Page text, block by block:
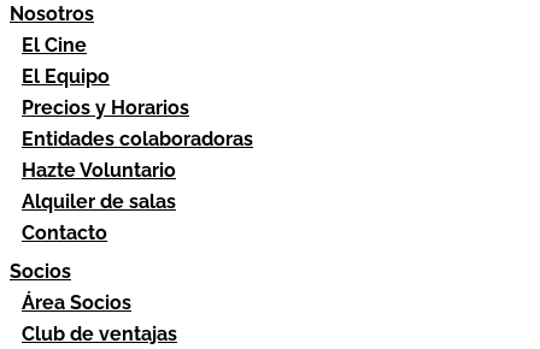
Nosotros
El Cine
El Equipo
Precios y Horarios
Entidades colaboradoras
Hazte Voluntario
Alquiler de salas
Contacto
Socios
Área Socios
Club de ventajas